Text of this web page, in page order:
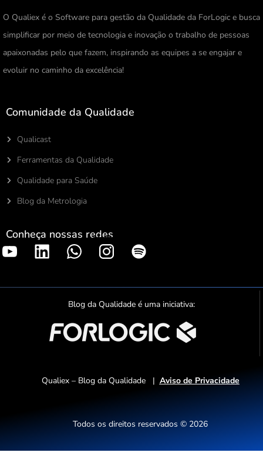
O Qualiex é o Software para gestão da Qualidade da ForLogic e busca
simplificar por meio de tecnologia e inovação o trabalho de pessoas
apaixonadas pelo que fazem, inspirando as equipes a se engajar e
evoluir no caminho da excelência!
Comunidade da Qualidade
Qualicast
Ferramentas da Qualidade
Qualidade para Saúde
Blog da Metrologia
Conheça nossas redes
S
o
t
f
y
Blog da Qualidade é uma iniciativa:
Qualiex – Blog da Qualidade | Aviso de Privacidade
Todos os direitos reservados © 2026